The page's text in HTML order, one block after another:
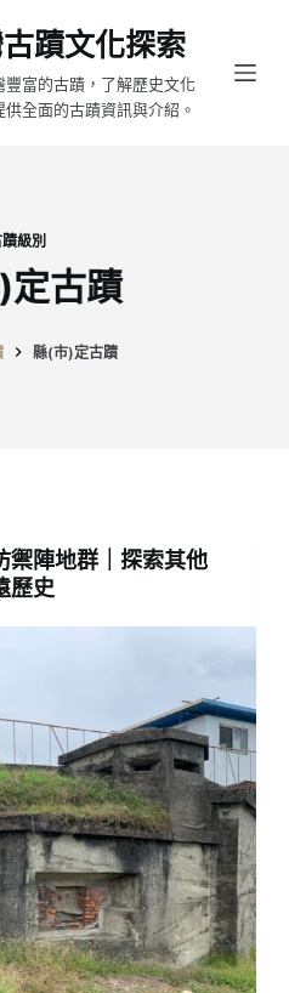
蹟文化探索
豐富的古蹟，了解歷史文化
供全面的古蹟資訊與介紹。
級別
定古蹟
縣(市)定古蹟
禦陣地群｜探索其他
歷史